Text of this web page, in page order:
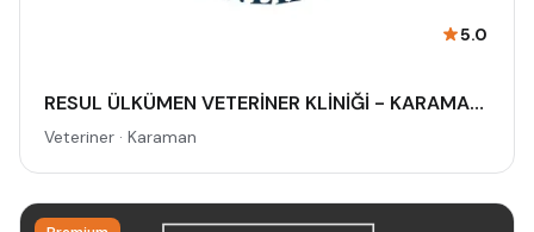
5.0
RESUL ÜLKÜMEN VETERİNER KLİNİĞİ - KARAMAN VETERİNER - PET OTELİ | ACİL VETERİNER - 7/24 AÇIK NÖBETÇİ VETERİNER KLİNİĞİ
Veteriner · Karaman